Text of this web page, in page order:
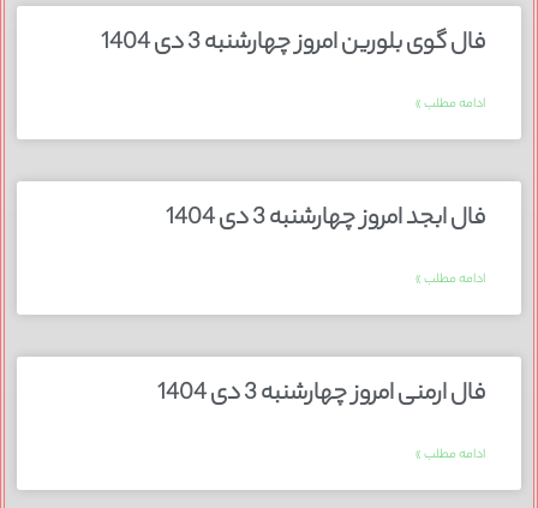
فال گوی بلورین امروز چهارشنبه 3 دی 1404
ادامه مطلب »
فال ابجد امروز چهارشنبه 3 دی 1404
ادامه مطلب »
فال ارمنی امروز چهارشنبه 3 دی 1404
ادامه مطلب »